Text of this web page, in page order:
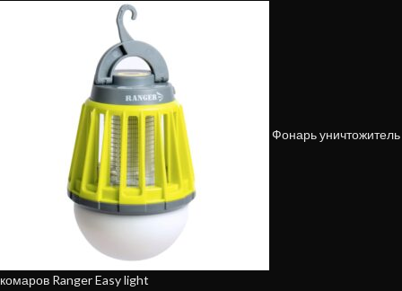
Фонарь уничтожитель
комаров Ranger Easy light